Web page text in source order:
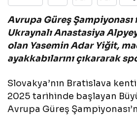
Avrupa Güreş
Ukraynalı Anastasiya
olan Yasemin Adar Yiğit,
ayakkabılarını çıkararak
Slovakya’nın Bratislava
2025 tarihinde başlayan
Avrupa Güreş